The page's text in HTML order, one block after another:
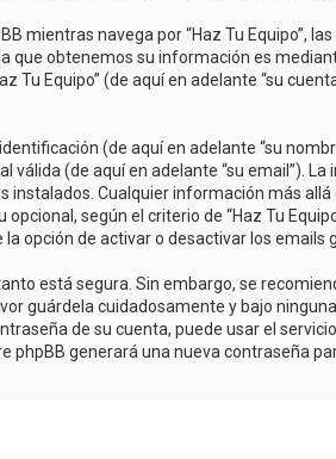
mientras navega por “Haz Tu Equipo”,
que obtenemos su información es
Tu Equipo” (de aquí en adelante “su
(de aquí en adelante “su
válida (de aquí en adelante “su email”).
Cualquier información más
según el criterio de “Haz Tu
opción de activar o desactivar los
está segura. Sin embargo, se
guárdela cuidadosamente y bajo
de su cuenta, puede usar el
generará una nueva contraseña